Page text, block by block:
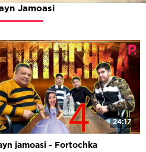
Jamoasi
24:17
jamoasi - Fortochka